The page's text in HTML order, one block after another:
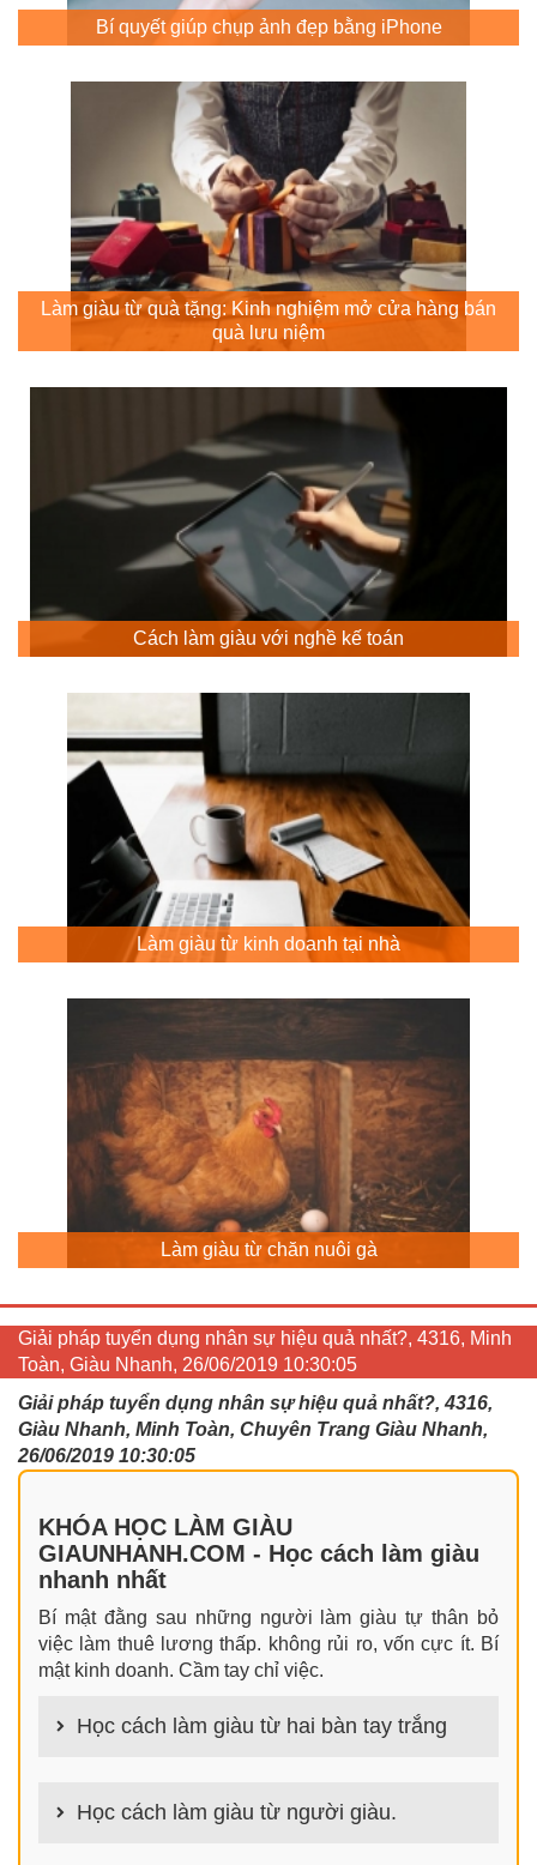
Bí quyết giúp chụp ảnh đẹp bằng iPhone
Làm giàu từ quà tặng: Kinh nghiệm mở cửa hàng bán
quà lưu niệm
Cách làm giàu với nghề kế toán
Làm giàu từ kinh doanh tại nhà
Làm giàu từ chăn nuôi gà
Giải pháp tuyển dụng nhân sự hiệu quả nhất?, 4316, Minh
Toàn, Giàu Nhanh, 26/06/2019 10:30:05
Giải pháp tuyển dụng nhân sự hiệu quả nhất?, 4316,
Giàu Nhanh, Minh Toàn, Chuyên Trang Giàu Nhanh,
26/06/2019 10:30:05
KHÓA HỌC LÀM GIÀU
GIAUNHANH.COM - Học cách làm giàu
nhanh nhất
Bí mật đằng sau những người làm giàu tự thân bỏ
việc làm thuê lương thấp. không rủi ro, vốn cực ít. Bí
mật kinh doanh. Cầm tay chỉ việc.
Học cách làm giàu từ hai bàn tay trắng
nhưng hiệu quả bất ngờ. Bạn có thể thành công ngay
cả khi không có gì trong tay.
Học cách làm giàu từ người giàu.